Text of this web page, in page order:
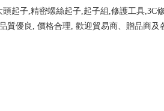
起子,精密螺絲起子,起子組,修護工具,3C
質優良, 價格合理, 歡迎貿易商、贈品商及